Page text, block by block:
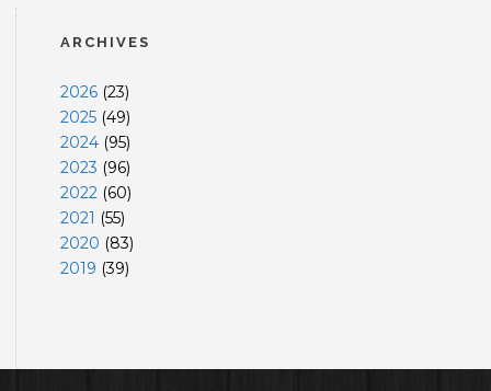
ARCHIVES
2026 (23)
2025 (49)
2024 (95)
2023 (96)
2022 (60)
2021 (55)
2020 (83)
2019 (39)